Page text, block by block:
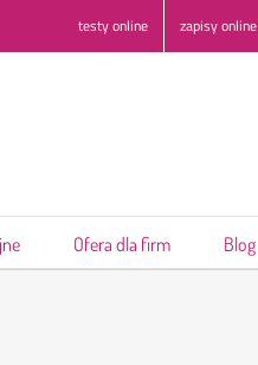
testy online zapisy online
Ofera dla firm Blog